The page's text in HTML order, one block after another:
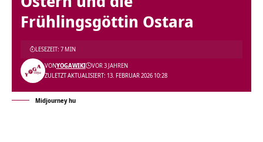
Frühlingsgöttin Ostara
ZULETZT AKTUALISIERT: 13. FEBRUAR 2026 10:28
VONYOGAWIKI VOR 3 JAHREN
LESEZEIT: 7 MIN
Midjourney hu